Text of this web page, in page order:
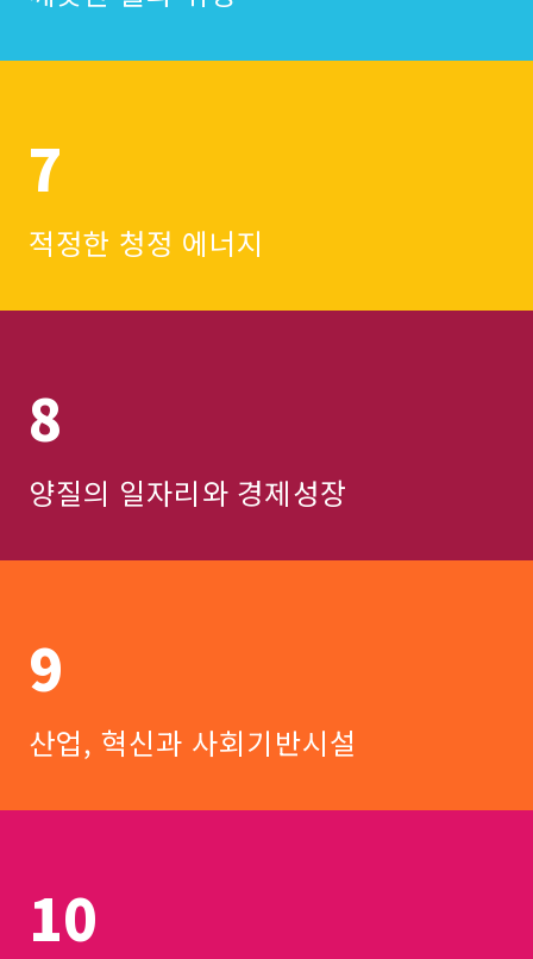
7
적정한 청정 에너지
8
양질의 일자리와 경제성장
9
산업, 혁신과 사회기반시설
10